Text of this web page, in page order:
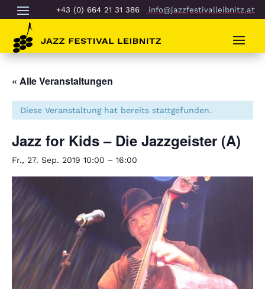
+43 (0) 664 21 31 386 info@jazzfestivalleibnitz.at
« Alle Veranstaltungen
Diese Veranstaltung hat bereits stattgefunden.
Jazz for Kids – Die Jazzgeister (A)
Fr., 27. Sep. 2019 10:00 – 16:00